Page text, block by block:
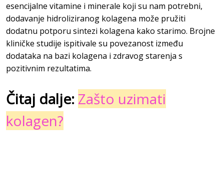
esencijalne vitamine i minerale koji su nam potrebni,
dodavanje hidroliziranog kolagena može pružiti
dodatnu potporu sintezi kolagena kako starimo. Brojne
kliničke studije ispitivale su povezanost između
dodataka na bazi kolagena i zdravog starenja s
pozitivnim rezultatima.
Čitaj dalje: Zašto uzimati
kolagen?